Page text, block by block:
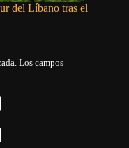
del Líbano tras el
Los campos